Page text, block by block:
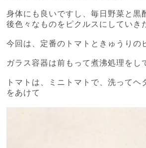
身体にも良いですし、毎日野菜と黒
後色々なものをピクルスにしていき
今回は、定番のトマトときゅうりの
ガラス容器は前もって煮沸処理をし
トマトは、ミニトマトで、洗ってヘ
をあけて